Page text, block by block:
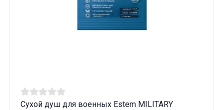
Сухой душ для военных Estem MILITARY